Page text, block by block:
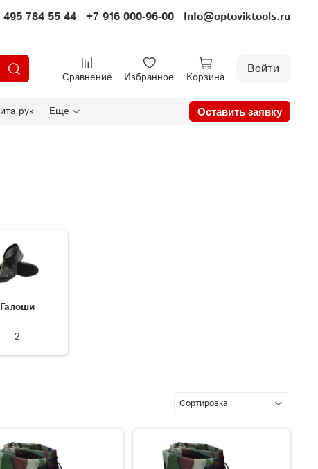
495 784 55 44 +7 916 000-96-00 Info@optoviktools.ru
Сравнение Избранное Корзина
Войти
рук Еще Оставить заявку
Галоши
2